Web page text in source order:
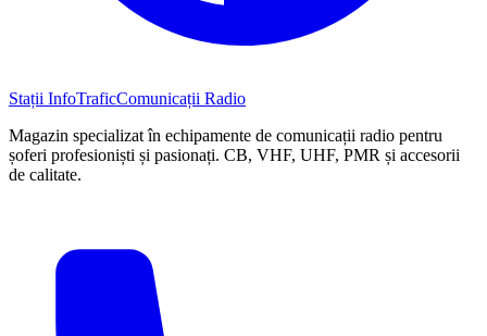
Stații InfoTraficComunicații Radio
Magazin specializat în echipamente de comunicații radio pentru
șoferi profesioniști și pasionați. CB, VHF, UHF, PMR și accesorii
de calitate.